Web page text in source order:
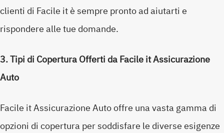
clienti di Facile it è sempre pronto ad aiutarti e
rispondere alle tue domande.
3. Tipi di Copertura Offerti da Facile it Assicurazione
Auto
Facile it Assicurazione Auto offre una vasta gamma di
opzioni di copertura per soddisfare le diverse esigenze